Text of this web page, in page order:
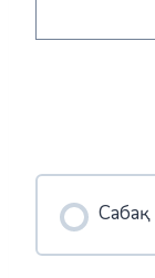
Сабақ